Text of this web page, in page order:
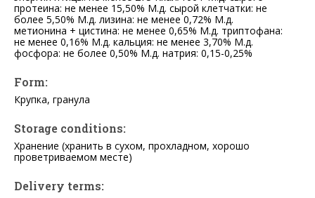
протеина: не менее 15,50% М.д. сырой клетчатки: не
более 5,50% М.д. лизина: не менее 0,72% М.д.
метионина + цистина: не менее 0,65% М.д. триптофана:
не менее 0,16% М.д. кальция: не менее 3,70% М.д.
фосфора: не более 0,50% М.д. натрия: 0,15-0,25%
Form:
Крупка, гранула
Storage conditions:
Хранение (хранить в сухом, прохладном, хорошо
проветриваемом месте)
Delivery terms: